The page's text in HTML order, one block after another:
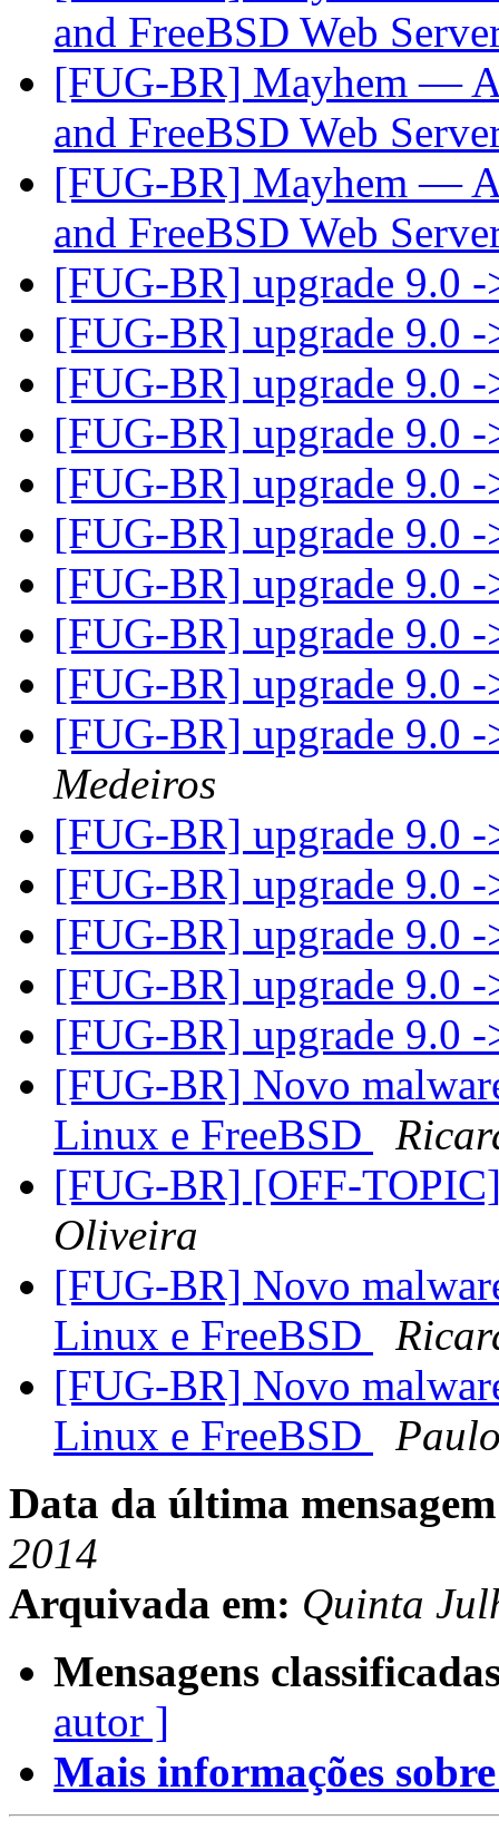
and FreeBSD Web
[FUG-BR] Mayhem —
and FreeBSD Web
[FUG-BR] Mayhem —
and FreeBSD Web
[FUG-BR] upgrade 9.0
[FUG-BR] upgrade 9.0
[FUG-BR] upgrade 9.0
[FUG-BR] upgrade 9.0
[FUG-BR] upgrade 9.0
[FUG-BR] upgrade 9.0
[FUG-BR] upgrade 9.0
[FUG-BR] upgrade 9.0
[FUG-BR] upgrade 9.0
[FUG-BR] upgrade 9.0
Medeiros
[FUG-BR] upgrade 9.0
[FUG-BR] upgrade 9.0
[FUG-BR] upgrade 9.0
[FUG-BR] upgrade 9.0
[FUG-BR] upgrade 9.0
[FUG-BR] Novo
Linux e FreeBSD
[FUG-BR] [OFF-
Oliveira
[FUG-BR] Novo
Linux e FreeBSD
[FUG-BR] Novo
Linux e FreeBSD
Data da última
2014
Arquivada em: Quinta
Mensagens
autor ]
Mais informações